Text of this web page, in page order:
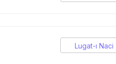
Lugat-ı Naci